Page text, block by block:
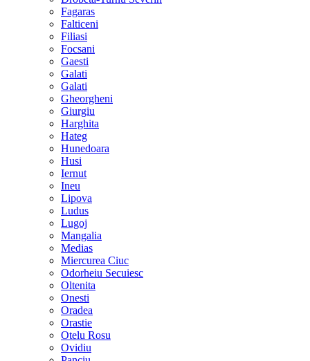
Fagaras
Falticeni
Filiasi
Focsani
Gaesti
Galati
Galati
Gheorgheni
Giurgiu
Harghita
Hateg
Hunedoara
Husi
Iernut
Ineu
Lipova
Ludus
Lugoj
Mangalia
Medias
Miercurea Ciuc
Odorheiu Secuiesc
Oltenita
Onesti
Oradea
Orastie
Otelu Rosu
Ovidiu